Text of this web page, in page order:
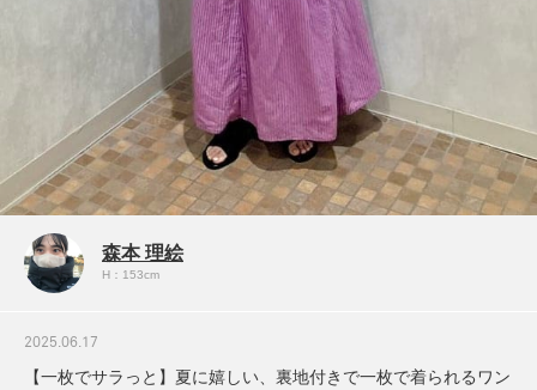
森本 理絵
H：153cm
2025.06.17
【一枚でサラっと】夏に嬉しい、裏地付きで一枚で着られるワン